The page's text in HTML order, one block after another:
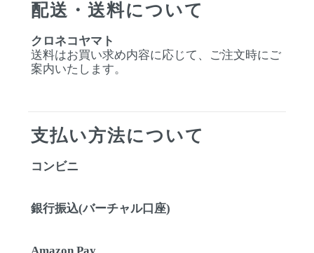
配送・送料について
クロネコヤマト
送料はお買い求め内容に応じて、ご注文時にご
案内いたします。
支払い方法について
コンビニ
銀行振込(バーチャル口座)